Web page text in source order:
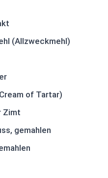
(Allzweckmehl)
of Tartar)
Zimt
gemahlen